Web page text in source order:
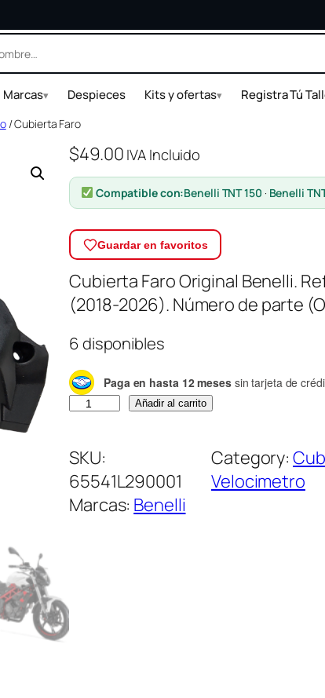
Marcas▾ Despieces Kits y ofertas▾ Registra Tú
/ Cubierta Faro
$49.00 IVA Incluido
Compatible con:Benelli TNT 150 · Benelli
Guardar en favoritos
Cubierta Faro Original Benelli.
(2018-2026). Número de parte
6 disponibles
Paga en hasta 12 mesessin tarjeta de
C
b
i
e
a
Añadir al carrito
SKU:
65541L290001
Category:
Velocimetro
Marcas: Benelli